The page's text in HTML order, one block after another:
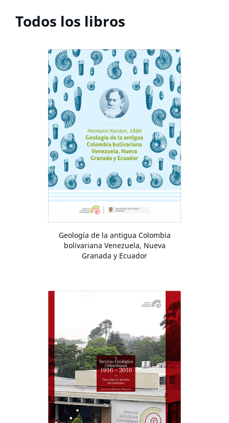
Todos los libros
Geología de la antigua Colombia
bolivariana Venezuela, Nueva
Granada y Ecuador